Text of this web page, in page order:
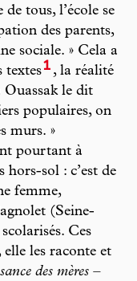
tous, l’école se
des parents,
sociale. » Cela a
textes1 , la réalité
le dit
populaires, on
murs. »
pourtant à
hors-sol : c’est de
femme,
(Seine-
Ces
les raconte et
des mères –